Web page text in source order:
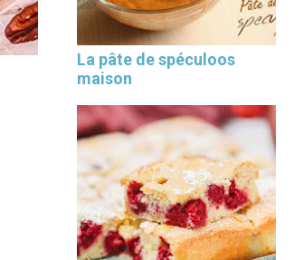
La pâte de spéculoos
maison
×